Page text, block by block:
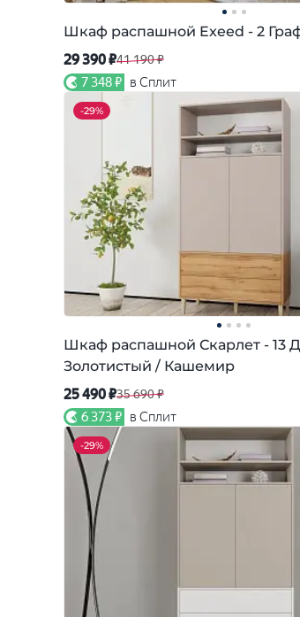
Шкаф распашной Exeed - 2
29 390 ₽41 190 ₽
7 348 ₽ в Сплит
-29%
Шкаф распашной Скарлет - 13
Золотистый / Кашемир
25 490 ₽35 690 ₽
6 373 ₽ в Сплит
-29%